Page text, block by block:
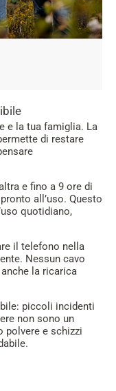
e la tua famiglia. La
di restare
e fino a 9 ore di
all’uso. Questo
quotidiano,
il telefono nella
Nessun cavo
la ricarica
piccoli incidenti
non sono un
polvere e schizzi